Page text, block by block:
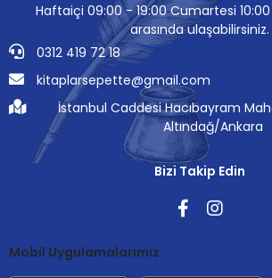
Haftaiçi 09:00 - 19:00 Cumartesi
arasında ulaşabilirsiniz.
0312 419 72 18
kitaplarsepette@gmail.com
İstanbul Caddesi Hacıbayram
Altındağ/Ankara
Bizi Takip Edin
Mobil Uygulamalarımız